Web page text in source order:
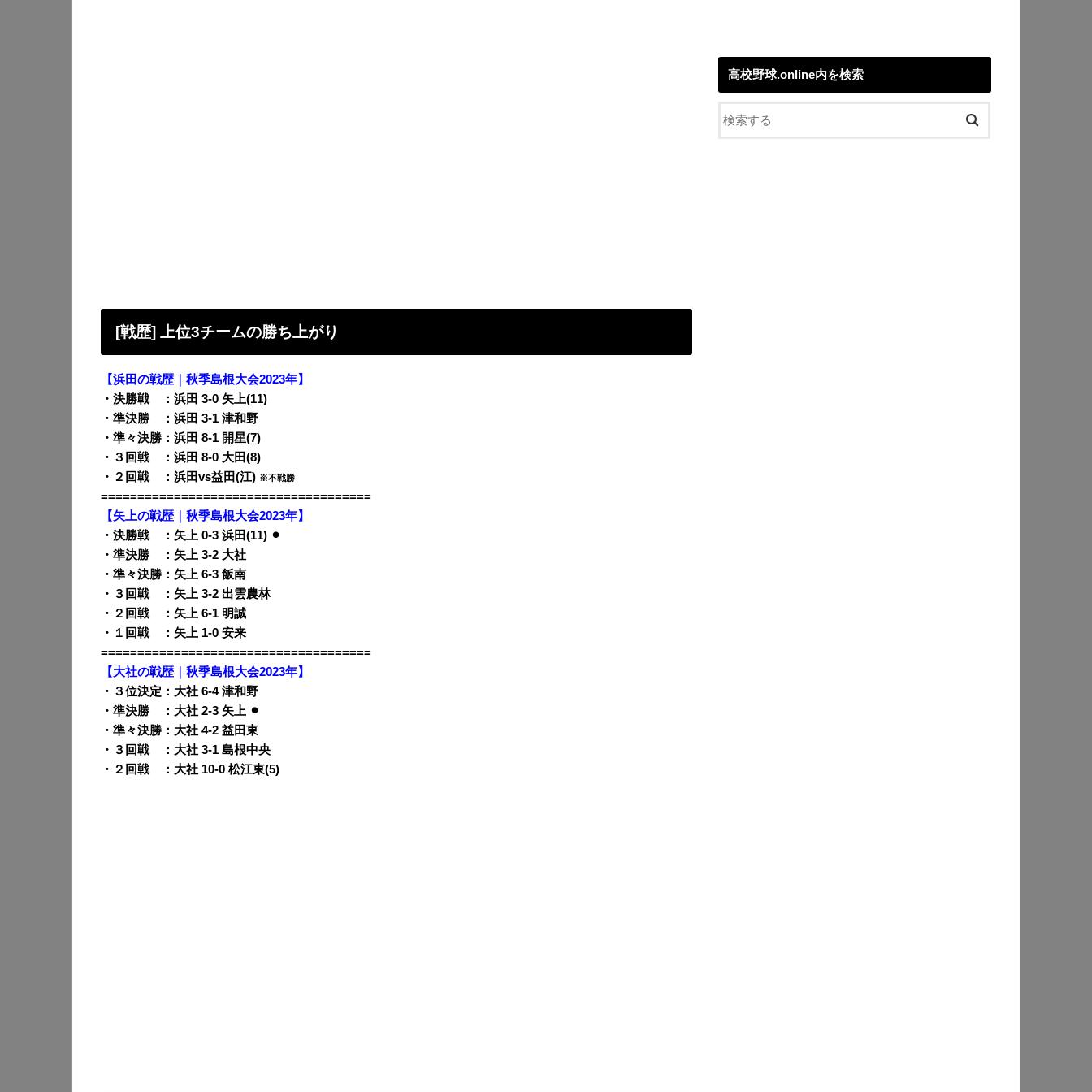
[戦歴] 上位3チームの勝ち上がり
【浜田の戦歴｜秋季島根大会2023年】
・決勝戦 ：浜田 3-0 矢上(11)
・準決勝 ：浜田 3-1 津和野
・準々決勝：浜田 8-1 開星(7)
・３回戦 ：浜田 8-0 大田(8)
・２回戦 ：浜田vs益田(江) ※不戦勝
=====================================
【矢上の戦歴｜秋季島根大会2023年】
・決勝戦 ：矢上 0-3 浜田(11) ⚫︎
・準決勝 ：矢上 3-2 大社
・準々決勝：矢上 6-3 飯南
・３回戦 ：矢上 3-2 出雲農林
・２回戦 ：矢上 6-1 明誠
・１回戦 ：矢上 1-0 安来
=====================================
【大社の戦歴｜秋季島根大会2023年】
・３位決定：大社 6-4 津和野
・準決勝 ：大社 2-3 矢上 ⚫︎
・準々決勝：大社 4-2 益田東
・３回戦 ：大社 3-1 島根中央
・２回戦 ：大社 10-0 松江東(5)
高校野球.online内を検索